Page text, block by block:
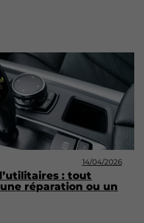
14/04/2026
: tout
réparation ou un